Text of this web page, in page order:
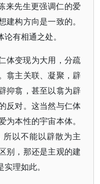
来先生更强调仁的爱
构方向是一致的。
有相通之处。
变现为大用，分疏
翕主关联、凝聚，辟
抑翕，甚至以翕为辟
反对。这当然与仁体
本性的宇宙本体。
以不能以辟散为主
别，那还是主观的建
理如此。